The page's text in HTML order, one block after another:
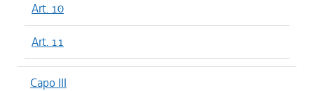
Art. 10
Art. 11
Capo III